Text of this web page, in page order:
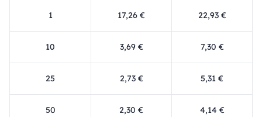
1 17,26 € 22,93 €
10 3,69 € 7,30 €
25 2,73 € 5,31 €
50 2,30 € 4,14 €